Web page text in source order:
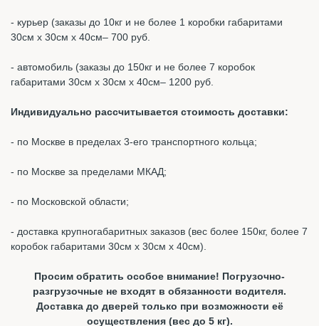
- курьер (заказы до 10кг и не более 1 коробки габаритами
30см х 30см х 40см– 700 руб.
- автомобиль (заказы до 150кг и не более 7 коробок
габаритами 30см х 30см х 40см– 1200 руб.
Индивидуально рассчитывается стоимость доставки:
- по Москве в пределах 3-его транспортного кольца;
- по Москве за пределами МКАД;
- по Московской области;
- доставка крупногабаритных заказов (вес более 150кг, более 7
коробок габаритами 30см х 30см х 40см).
Просим обратить особое внимание! Погрузочно-
разгрузочные не входят в обязанности водителя.
Доставка до дверей только при возможности её
осуществления (вес до 5 кг).